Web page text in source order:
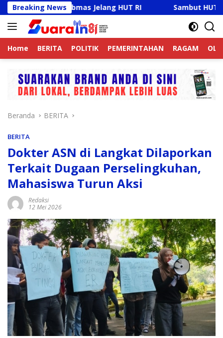
Langsung
ke
konten
Breaking News
Jelang HUT RI Sambut HUT RI Ke-81,
Home BERITA POLITIK PEMERINTAHAN RAGAM
Beranda BERITA
BERITA
Dokter ASN di Langkat Dilaporkan
Terkait Dugaan Perselingkuhan,
Mahasiswa Turun Aksi
Redaksi
12 Mei 2026